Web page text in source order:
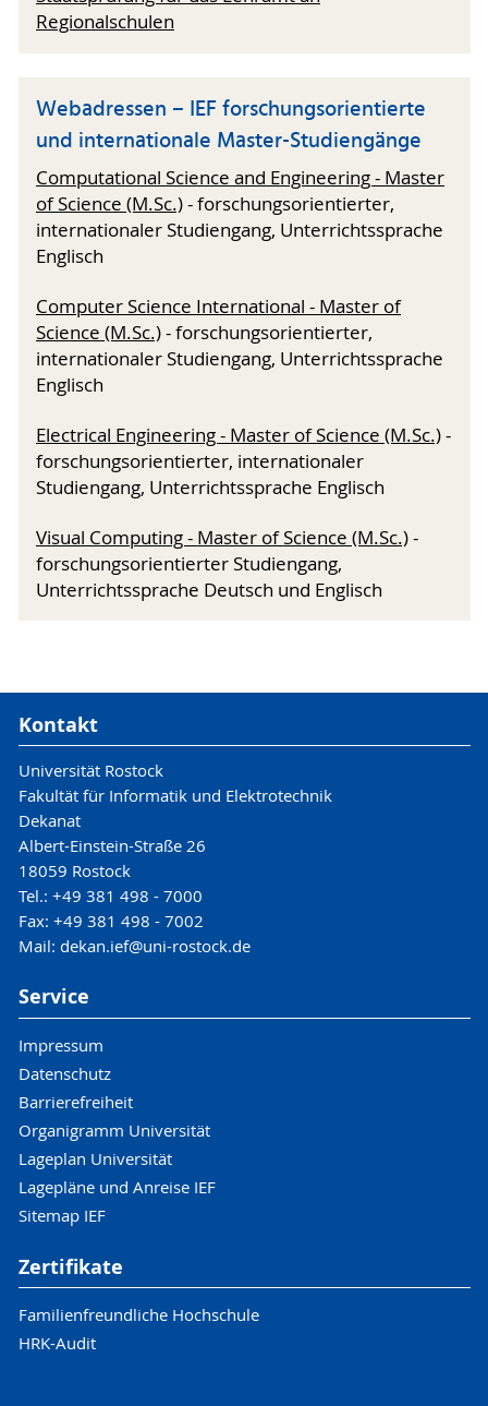
Regionalschulen
Webadressen – IEF forschungsorientierte
und internationale Master-Studiengänge
Computational Science and Engineering - Master
of Science (M.Sc.)- forschungsorientierter,
internationaler Studiengang, Unterrichtssprache
Englisch
Computer Science International - Master of
Science (M.Sc.)- forschungsorientierter,
internationaler Studiengang, Unterrichtssprache
Englisch
Electrical Engineering - Master of Science (M.Sc.)-
forschungsorientierter, internationaler
Studiengang, Unterrichtssprache Englisch
Visual Computing - Master of Science (M.Sc.)-
forschungsorientierter Studiengang,
Unterrichtssprache Deutsch und Englisch
Kontakt
Universität Rostock
Fakultät für Informatik und Elektrotechnik
Dekanat
Albert-Einstein-Straße 26
18059 Rostock
Tel.: +49 381 498 - 7000
Fax: +49 381 498 - 7002
Mail: dekan.ief@uni-rostock.de
Service
Impressum
Datenschutz
Barrierefreiheit
Organigramm Universität
Lageplan Universität
Lagepläne und Anreise IEF
Sitemap IEF
Zertifikate
Familienfreundliche Hochschule
HRK-Audit